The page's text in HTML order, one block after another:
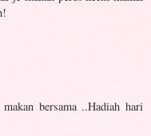
bersama ..Hadiah hari